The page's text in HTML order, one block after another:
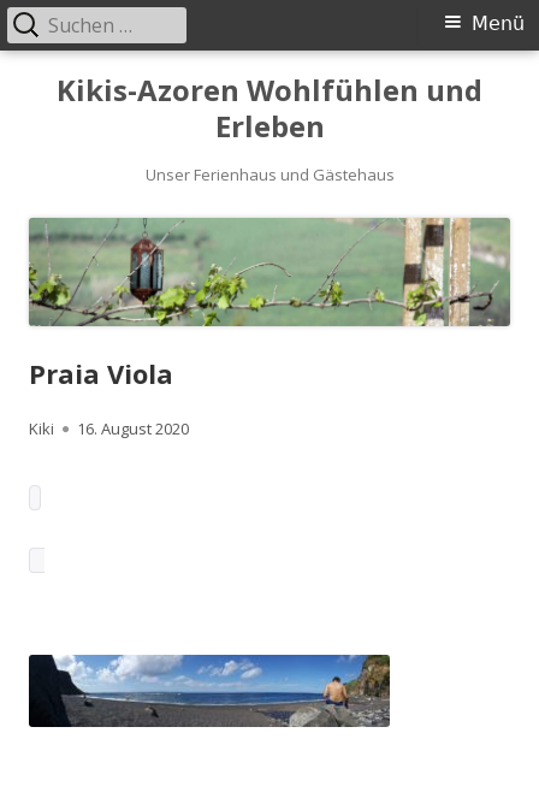
SpringeKikis-Azoren Wohlfühlen und
Erleben
Unser Ferienhaus und Gästehaus
Primäres
Menü
Menü
Suchen
nach:
Praia Viola
Autor
Kiki
Veröffentlicht
16. August 2020